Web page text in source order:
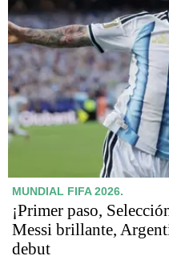
MUNDIAL FIFA 2026.
¡Primer paso,
Messi brillante,
debut